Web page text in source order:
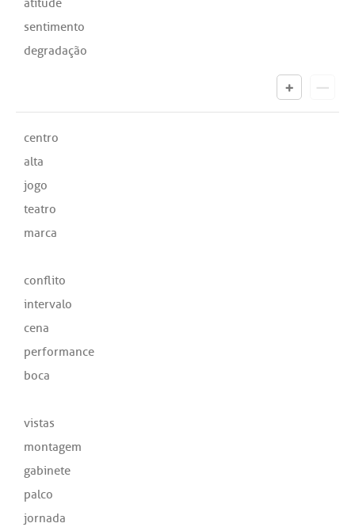
sentimento
degradação
centro
alta
jogo
teatro
marca
conflito
intervalo
cena
performance
boca
vistas
montagem
gabinete
palco
jornada